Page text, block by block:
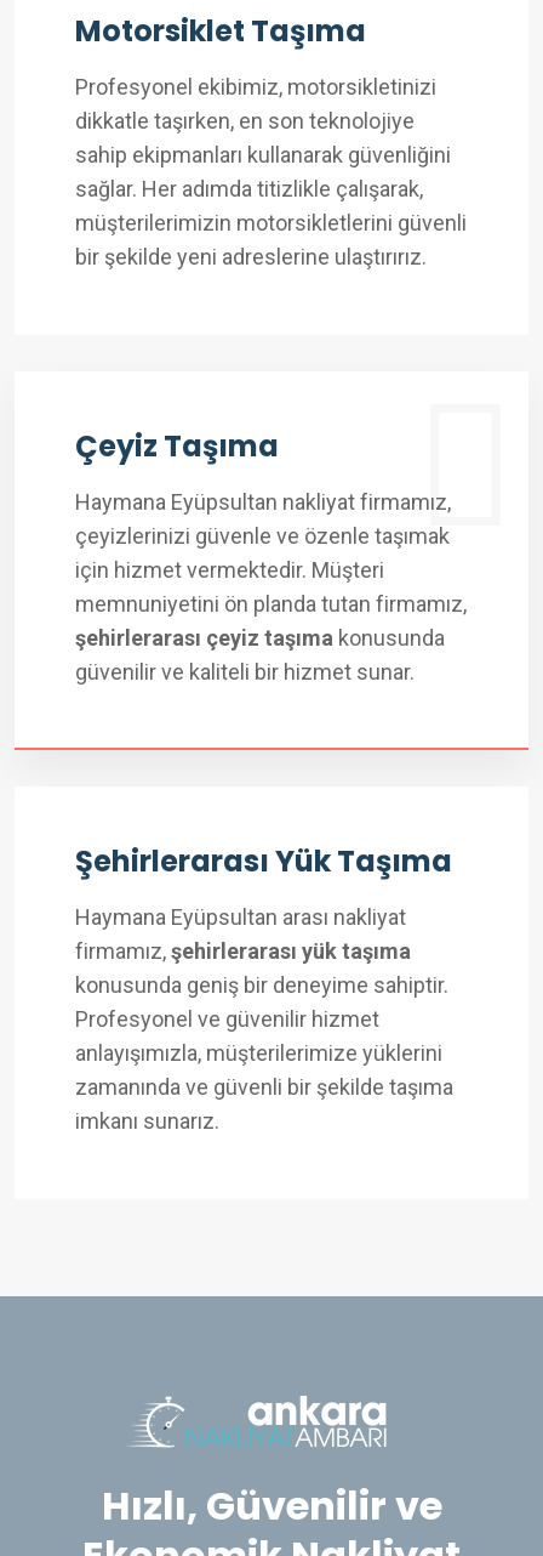
Motorsiklet Taşıma
Profesyonel ekibimiz, motorsikletinizi
dikkatle taşırken, en son teknolojiye
sahip ekipmanları kullanarak güvenliğini
sağlar. Her adımda titizlikle çalışarak,
müşterilerimizin motorsikletlerini güvenli
bir şekilde yeni adreslerine ulaştırırız.
Çeyiz Taşıma
Haymana Eyüpsultan nakliyat firmamız,
çeyizlerinizi güvenle ve özenle taşımak
için hizmet vermektedir. Müşteri
memnuniyetini ön planda tutan firmamız,
şehirlerarası çeyiz taşıma konusunda
güvenilir ve kaliteli bir hizmet sunar.
Şehirlerarası Yük Taşıma
Haymana Eyüpsultan arası nakliyat
firmamız,şehirlerarası yük taşıma
konusunda geniş bir deneyime sahiptir.
Profesyonel ve güvenilir hizmet
anlayışımızla, müşterilerimize yüklerini
zamanında ve güvenli bir şekilde taşıma
imkanı sunarız.
Hızlı, Güvenilir ve